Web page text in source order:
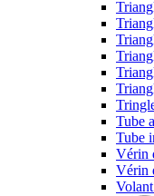
Tube
Tube
Vérin
Vérin